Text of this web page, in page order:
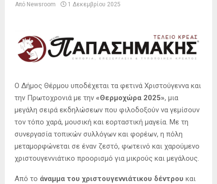
Από Newsroom 1 Δεκεμβρίου 2025
Ο Δήμος Θέρμου υποδέχεται τα φετινά Χριστούγεννα και
την Πρωτοχρονιά με την «Θερμoχώρα 2025», μια
μεγάλη σειρά εκδηλώσεων που φιλοδοξούν να γεμίσουν
τον τόπο χαρά, μουσική και εορταστική μαγεία. Με τη
συνεργασία τοπικών συλλόγων και φορέων, η πόλη
μεταμορφώνεται σε έναν ζεστό, φωτεινό και χαρούμενο
χριστουγεννιάτικο προορισμό για μικρούς και μεγάλους.
Από το άναμμα του χριστουγεννιάτικου δέντρου και